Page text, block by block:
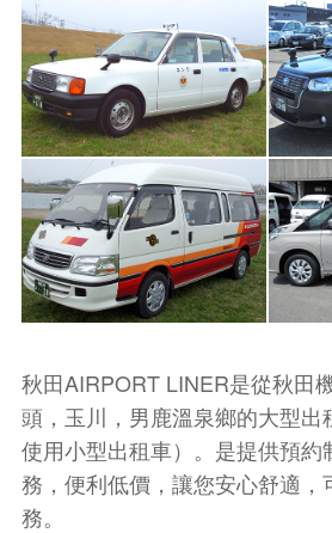
秋⽥AIRPORT LINER是從秋⽥
頭，⽟川，男⿅溫泉鄉的⼤型出
使⽤⼩型出租⾞）。是提供預約
務，便利低價，讓您安⼼舒適，
務。